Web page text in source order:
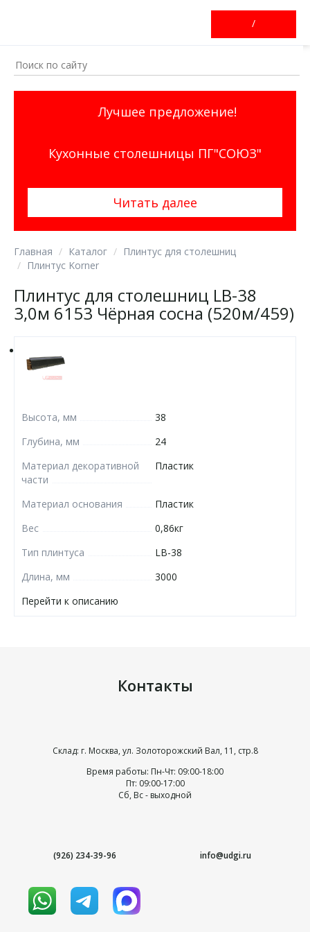
/
Лучшее предложение!
Кухонные столешницы ПГ"СОЮЗ"
Читать далее
Главная Каталог
Плинтус для столешниц
Плинтус Korner
Плинтус для столешниц LB-38
3,0м 6153 Чёрная сосна (520м/459)
Высота, мм
38
Глубина, мм
24
Материал декоративной
части
Пластик
Материал основания
Пластик
Вес
0,86кг
Тип плинтуса
LB-38
Длина, мм
3000
Перейти к описанию
Контакты
Склад: г. Москва, ул. Золоторожский Вал, 11, стр.8
Время работы: Пн-Чт: 09:00-18:00
Пт: 09:00-17:00
Сб, Вс - выходной
(926) 234-39-96 info@udgi.ru